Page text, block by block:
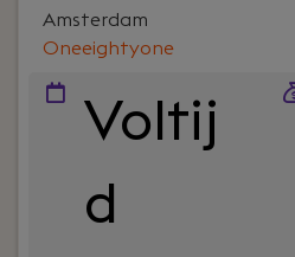
Oneeightyone
Amsterdam
Voltij
d